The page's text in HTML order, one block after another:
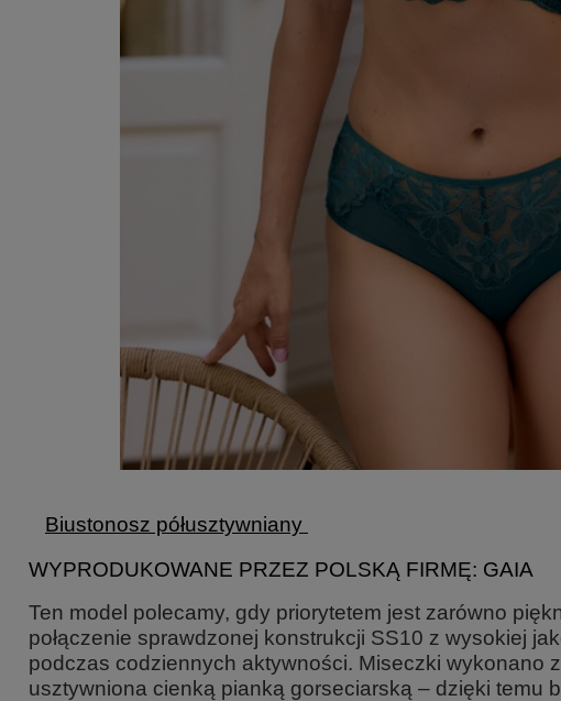
Biustonosz półusztywniany
WYPRODUKOWANE PRZEZ POLSKĄ FIRMĘ: GAIA
Ten model polecamy, gdy priorytetem jest zarówno
połączenie sprawdzonej konstrukcji SS10 z wysokiej
podczas codziennych aktywności. Miseczki wykonano
usztywniona cienką pianką gorseciarską – dzięki temu